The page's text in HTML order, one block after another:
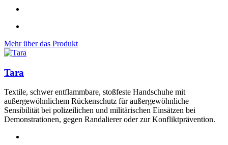
Mehr über das Produkt
Tara
Textile, schwer entflammbare, stoßfeste Handschuhe mit
außergewöhnlichem Rückenschutz für außergewöhnliche
Sensibilität bei polizeilichen und militärischen Einsätzen bei
Demonstrationen, gegen Randalierer oder zur Konfliktprävention.